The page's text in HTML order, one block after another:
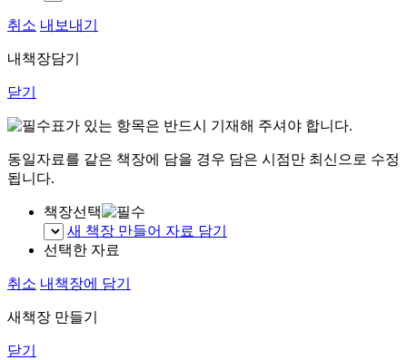
취소 내보내기
내책장담기
닫기
표가 있는 항목은 반드시 기재해 주셔야 합니다.
동일자료를 같은 책장에 담을 경우 담은 시점만 최신으로 수정
됩니다.
책장선택
새 책장 만들어 자료 담기
선택한 자료
취소 내책장에 담기
새책장 만들기
닫기